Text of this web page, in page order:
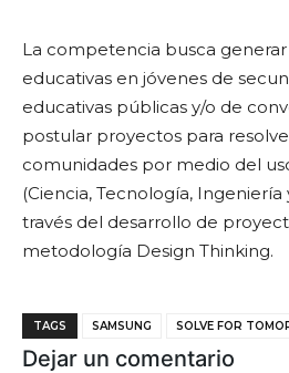
La competencia busca
educativas en jóvenes de
educativas públicas y/o de
postular proyectos para
comunidades por medio del
(Ciencia, Tecnología,
través del desarrollo de
metodología Design Thinking.
TAGS SAMSUNG SOLVE FOR
Dejar un comentario